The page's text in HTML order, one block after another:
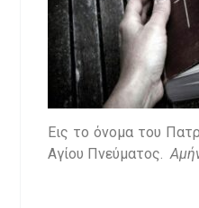
Εις το όνομα του
Αγίου Πνεύματος.